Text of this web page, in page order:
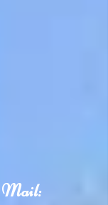
Mail: